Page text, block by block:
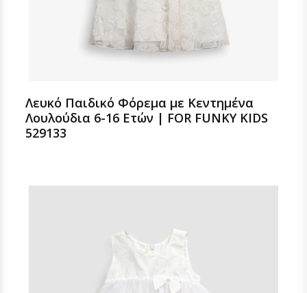
Λευκό Παιδικό Φόρεμα με Κεντημένα
Λουλούδια 6-16 Ετών | FOR FUNKY KIDS
529133